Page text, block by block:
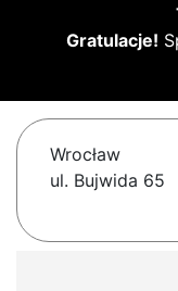
Gratulacje!
Wrocław
ul. Bujwida 65